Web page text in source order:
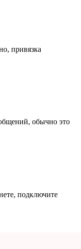
привязка
обычно это
подключите